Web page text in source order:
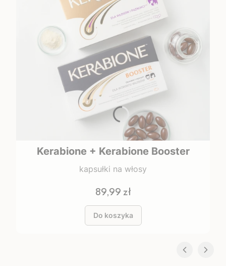
Kerabione + Kerabione Booster
kapsułki na włosy
Cena
89,99 zł
Do koszyka